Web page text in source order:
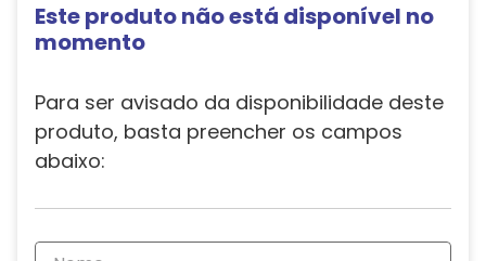
Este produto não está disponível no
momento
Para ser avisado da disponibilidade deste
produto, basta preencher os campos
abaixo: